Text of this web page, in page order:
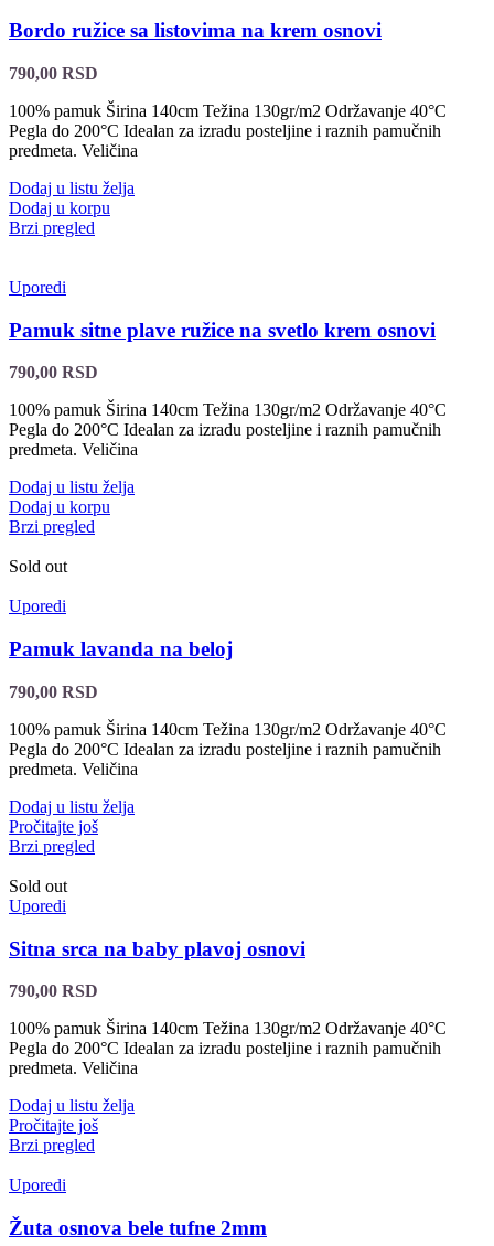
Bordo ružice sa listovima na krem osnovi
790,00 RSD
100% pamuk Širina 140cm Težina 130gr/m2 Održavanje 40°C
Pegla do 200°C Idealan za izradu posteljine i raznih pamučnih
predmeta. Veličina
Dodaj u listu želja
Dodaj u korpu
Brzi pregled
Uporedi
Pamuk sitne plave ružice na svetlo krem osnovi
790,00 RSD
100% pamuk Širina 140cm Težina 130gr/m2 Održavanje 40°C
Pegla do 200°C Idealan za izradu posteljine i raznih pamučnih
predmeta. Veličina
Dodaj u listu želja
Dodaj u korpu
Brzi pregled
Sold out
Uporedi
Pamuk lavanda na beloj
790,00 RSD
100% pamuk Širina 140cm Težina 130gr/m2 Održavanje 40°C
Pegla do 200°C Idealan za izradu posteljine i raznih pamučnih
predmeta. Veličina
Dodaj u listu želja
Pročitajte još
Brzi pregled
Sold out
Uporedi
Sitna srca na baby plavoj osnovi
790,00 RSD
100% pamuk Širina 140cm Težina 130gr/m2 Održavanje 40°C
Pegla do 200°C Idealan za izradu posteljine i raznih pamučnih
predmeta. Veličina
Dodaj u listu želja
Pročitajte još
Brzi pregled
Uporedi
Žuta osnova bele tufne 2mm